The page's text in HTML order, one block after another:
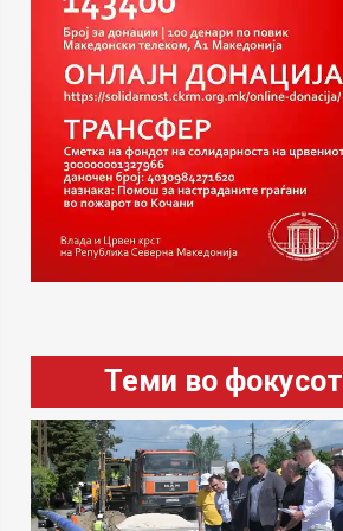
Теми во фокусот